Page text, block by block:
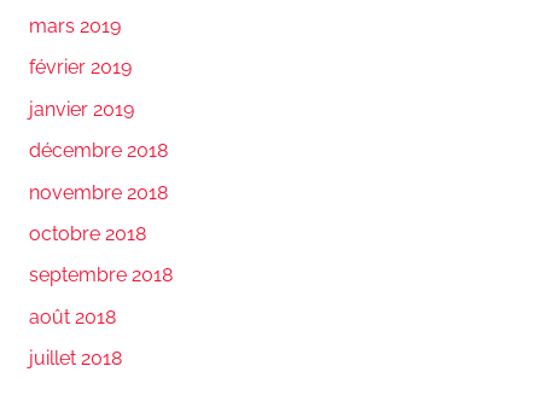
mars 2019
février 2019
janvier 2019
décembre 2018
novembre 2018
octobre 2018
septembre 2018
août 2018
juillet 2018